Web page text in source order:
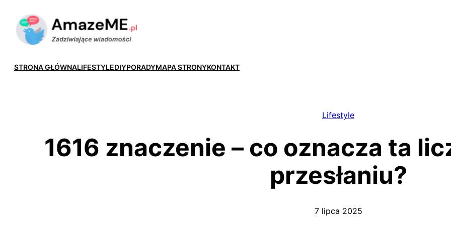
treści
STRONA GŁÓWNALIFESTYLEDIYPORADYMAPA STRONYKONTAKT
Lifestyle
1616 znaczenie – co oznacza ta
przesłaniu?
7 lipca 2025